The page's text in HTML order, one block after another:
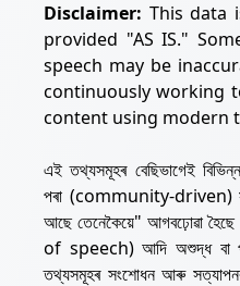
Disclaimer: This data
provided "AS IS."
speech may be
continuously working
content using modern
এই তথ্যসমূহৰ বেছিভাগেই
পৰা (community-driven)
আছে তেনেকৈয়ে" আগবঢ়োৱা
of speech) আদি অশুদ্ধ বা
তথ্যসমূহৰ সংশোধন আৰু সত্যাপনৰ